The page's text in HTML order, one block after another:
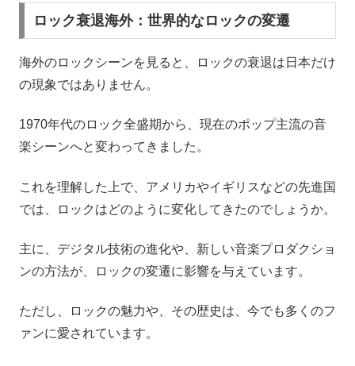
ロック衰退海外：世界的なロックの変遷
海外のロックシーンを見ると、ロックの衰退は日本だけ
の現象ではありません。
1970年代のロック全盛期から、現在のポップ主流の音
楽シーンへと変わってきました。
これを理解した上で、アメリカやイギリスなどの先進国
では、ロックはどのように変化してきたのでしょうか。
主に、デジタル技術の進化や、新しい音楽プロダクショ
ンの方法が、ロックの変遷に影響を与えています。
ただし、ロックの魅力や、その歴史は、今でも多くのフ
ァンに愛されています。